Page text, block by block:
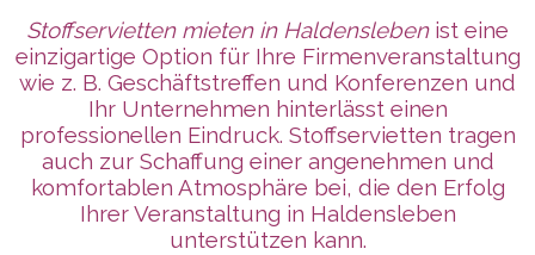
Stoffservietten mieten in Haldenslebenist eine
einzigartige Option für Ihre Firmenveranstaltung
wie z. B. Geschäftstreffen und Konferenzen und
Ihr Unternehmen hinterlässt einen
professionellen Eindruck. Stoffservietten tragen
auch zur Schaffung einer angenehmen und
komfortablen Atmosphäre bei, die den Erfolg
Ihrer Veranstaltung in Haldensleben
unterstützen kann.